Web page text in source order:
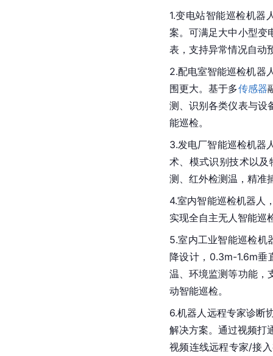
1.变电站智能巡检机器
案。可满足大中小型变
表，支持异常情况自动
2.配电室智能巡检机器
围更大。基于多传感器
测、识别各类仪表与设
能巡检。
3.发电厂智能巡检机器
术、模式识别技术以
测、红外检测温，精准
4.室内智能巡检机器人
实现全自主无人智能巡
5.室内工业智能巡检机
降设计，0.3m-1.6m垂
温、环境监测等功能，
动智能巡检。
6.机器人远程专家诊断
解决方案。通过视频打
视频连线远程专家/接